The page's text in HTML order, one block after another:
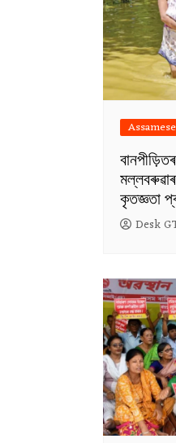
কৃতজ্ঞতা
Desk